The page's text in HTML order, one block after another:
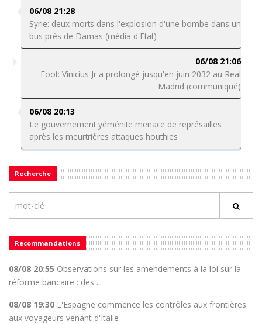
06/08 21:28
Syrie: deux morts dans l'explosion d'une bombe dans un
bus près de Damas (média d'Etat)
06/08 21:06
Foot: Vinicius Jr a prolongé jusqu'en juin 2032 au Real
Madrid (communiqué)
06/08 20:13
Le gouvernement yéménite menace de représailles
après les meurtrières attaques houthies
Recherche
Recommandations
08/08 20:55 Observations sur les amendements à la loi sur la
réforme bancaire : des ...
08/08 19:30 L'Espagne commence les contrôles aux frontières
aux voyageurs venant d'Italie